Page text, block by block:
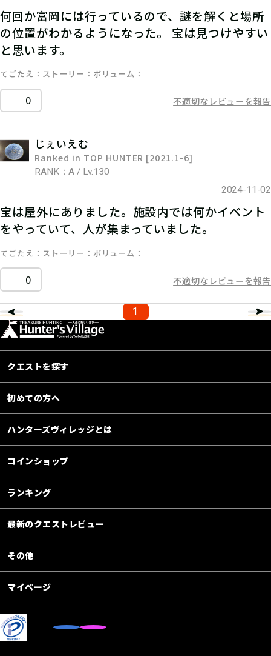
何回か富岡には行っているので、謎を解くと場所
の位置がわかるようになった。 宝は見つけやすい
と思います。
てごたえ ストーリー ボリューム
0 不適切なレビューを報告
じぇいえむ
Ranked in TOP HUNTER [2021.1-6]
RANK：A / Lv.130
2024-11-02
宝は屋外にありました。施設内では何かイベント
をやっていて、人が集まっていました。
てごたえ ストーリー ボリューム
0 不適切なレビューを報告
1
クエストを探す
初めての方へ
ハンターズヴィレッジとは
コインショップ
ランキング
最新のクエストレビュー
その他
マイページ